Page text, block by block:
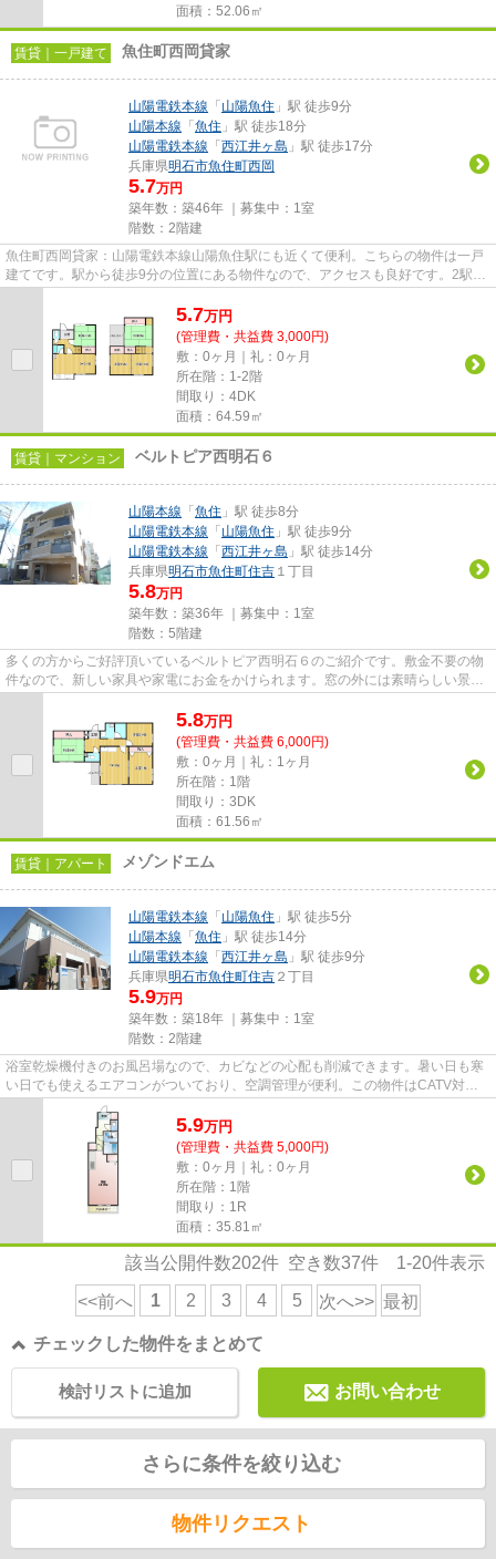
面積：52.06㎡
賃貸｜一戸建て 魚住町西岡貸家
山陽電鉄本線 「 山陽魚住 」駅 徒歩9分
山陽本線 「 魚住 」駅 徒歩18分
山陽電鉄本線 「 西江井ヶ島 」駅 徒歩17分
兵庫県明石市魚住町西岡
5.7万円
築年数：築46年 ｜募集中： 1室
階数：2階建
魚住町西岡貸家：山陽電鉄本線山陽魚住駅にも近くて便利。こちらの物件は一戸
建てです。駅から徒歩9分の位置にある物件なので、アクセスも良好です。2駅利
5.7万円
(管理費・共益費 3,000円)
敷：0ヶ月｜礼：0ヶ月
所在階：1-2階
間取り：4DK
面積：64.59㎡
賃貸｜マンション ベルトピア西明石６
山陽本線 「 魚住 」駅 徒歩8分
山陽電鉄本線 「 山陽魚住 」駅 徒歩9分
山陽電鉄本線 「 西江井ヶ島 」駅 徒歩14分
兵庫県明石市魚住町住吉 １丁目
5.8万円
築年数：築36年 ｜募集中： 1室
階数：5階建
多くの方からご好評頂いているベルトピア西明石６のご紹介です。敷金不要の物
件なので、新しい家具や家電にお金をかけられます。窓の外には素晴らしい景色
5.8万円
(管理費・共益費 6,000円)
敷：0ヶ月｜礼：1ヶ月
所在階：1階
間取り：3DK
面積：61.56㎡
賃貸｜アパート メゾンドエム
山陽電鉄本線 「 山陽魚住 」駅 徒歩5分
山陽本線 「 魚住 」駅 徒歩14分
山陽電鉄本線 「 西江井ヶ島 」駅 徒歩9分
兵庫県明石市魚住町住吉 ２丁目
5.9万円
築年数：築18年 ｜募集中： 1室
階数：2階建
浴室乾燥機付きのお風呂場なので、カビなどの心配も削減できます。暑い日も寒
い日でも使えるエアコンがついており、空調管理が便利。この物件はCATV対応
なので、面倒な工事を省けます...
5.9万円
(管理費・共益費 5,000円)
敷：0ヶ月｜礼：0ヶ月
所在階：1階
間取り：1R
面積：35.81㎡
該当公開件数202件 空き数37件 1-20件表示
<<前へ 1 2 3 4 5 次へ>> 最初
チェックした物件をまとめて
お問い合わせ
検討リストに追加
さらに条件を絞り込む
物件リクエスト